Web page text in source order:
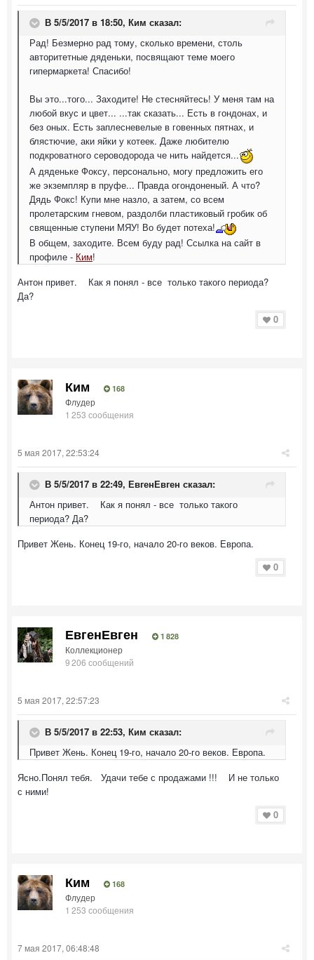
В 5/5/2017 в 18:50, Ким сказал:
Рад! Безмерно рад тому, сколько времени, столь
авторитетные дяденьки, посвящают теме моего
гипермаркета! Спасибо!
Вы это...того... Заходите! Не стесняйтесь! У меня там на
любой вкус и цвет... ...так сказать... Есть в гондонах, и
без оных. Есть заплесневелые в говенных пятнах, и
блястючие, аки яйки у котеек. Даже любителю
подкроватного сероводорода че нить найдется...
А дяденьке Фоксу, персонально, могу предложить его
же экземпляр в пруфе... Правда огондоненый. А что?
Дядь Фокс! Купи мне назло, а затем, со всем
пролетарским гневом, раздолби пластиковый гробик об
священные ступени МЯУ! Во будет потеха!
В общем, заходите. Всем буду рад! Ссылка на сайт в
профиле - Ким!
Антон привет. Как я понял - все только такого периода?
Да?
0
Ким 168
Флудер
1 253 сообщения
5 мая 2017, 22:53:24
В 5/5/2017 в 22:49, ЕвгенЕвген сказал:
Антон привет. Как я понял - все только такого
периода? Да?
Привет Жень. Конец 19-го, начало 20-го веков. Европа.
0
ЕвгенЕвген 1 828
Коллекционер
9 206 сообщений
5 мая 2017, 22:57:23
В 5/5/2017 в 22:53, Ким сказал:
Привет Жень. Конец 19-го, начало 20-го веков. Европа.
Ясно.Понял тебя. Удачи тебе с продажами !!! И не только
с ними!
0
Ким 168
Флудер
1 253 сообщения
7 мая 2017, 06:48:48